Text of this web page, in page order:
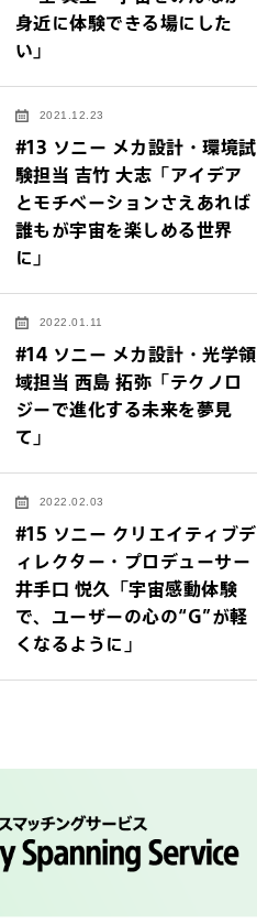
身近に体験できる場にした
い」
2021.12.23
#13 ソニー メカ設計・環境試
験担当 吉竹 大志「アイデア
とモチベーションさえあれば
誰もが宇宙を楽しめる世界
に」
2022.01.11
#14 ソニー メカ設計・光学領
域担当 西島 拓弥「テクノロ
ジーで進化する未来を夢見
て」
2022.02.03
#15 ソニー クリエイティブデ
ィレクター・プロデューサー
井手口 悦久「宇宙感動体験
で、ユーザーの心の“G”が軽
くなるように」